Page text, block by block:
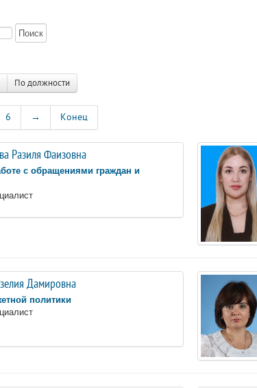
По должности
6 → Конец
Разиля Фаизовна
с обращениями граждан и
Дамировна
политики